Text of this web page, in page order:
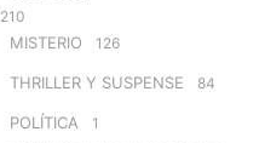
210
MISTERIO 126
THRILLER Y SUSPENSE 84
POLÍTICA 1